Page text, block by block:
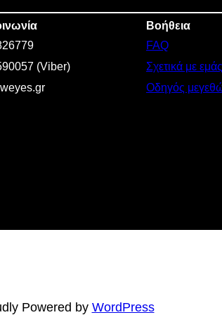
(Viber)
Βοήθεια
FAQ
Σχετικά με εμάς
Οδηγός
Powered by WordPress